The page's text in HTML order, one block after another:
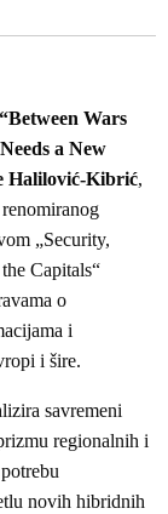
“Between Wars
a New
Halilović-Kibrić,
„Security,
Capitals“
o
i
i šire.
savremeni
regionalnih i
novih hibridnih